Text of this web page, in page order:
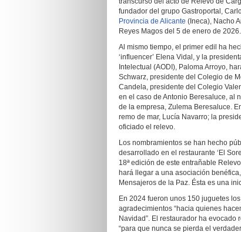
fundador del grupo Gastroportal,
Provincia de Alicante (Ineca), Nacho
Reyes Magos del 5 de enero de 2026.
Al mismo tiempo, el primer edil ha
‘influencer’ Elena Vidal, y la
Intelectual (AODI), Paloma Arroyo,
Schwarz, presidente del Colegio de
Candela, presidente del Colegio
en el caso de Antonio Beresaluce, al
de la empresa, Zulema Beresaluce.
remo de mar, Lucía Navarro; la
oficiado el relevo.
Los nombramientos se han hecho
desarrollado en el restaurante ‘El
18ª edición de este entrañable
hará llegar a una asociación
Mensajeros de la Paz. Ésta es una
En 2024 fueron unos 150 juguetes
agradecimientos “hacia quienes
Navidad”. El restaurador ha
“para que nunca se pierda el